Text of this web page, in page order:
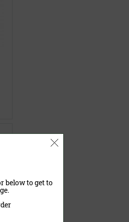
below to get to